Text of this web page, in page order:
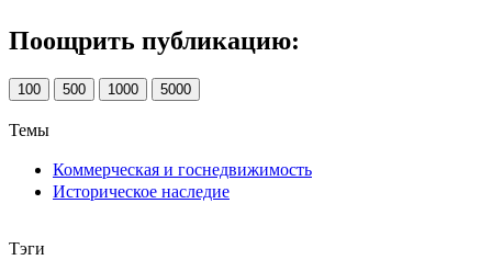
Поощрить публикацию:
100 500 1000 5000
Темы
Коммерческая и госнедвижимость
Историческое наследие
Тэги